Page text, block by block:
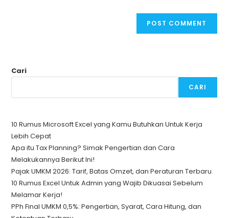
Cari
CARI
10 Rumus Microsoft Excel yang Kamu Butuhkan Untuk Kerja
Lebih Cepat
Apa itu Tax Planning? Simak Pengertian dan Cara
Melakukannya Berikut Ini!
Pajak UMKM 2026: Tarif, Batas Omzet, dan Peraturan Terbaru
10 Rumus Excel Untuk Admin yang Wajib Dikuasai Sebelum
Melamar Kerja!
PPh Final UMKM 0,5%: Pengertian, Syarat, Cara Hitung, dan